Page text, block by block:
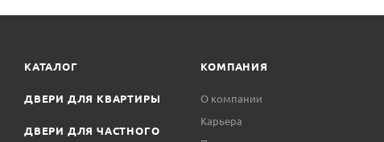
КАТАЛОГ
ДВЕРИ ДЛЯ КВАРТИРЫ
ДВЕРИ ДЛЯ ЧАСТНОГО
КОМПАНИЯ
О компании
Карьера